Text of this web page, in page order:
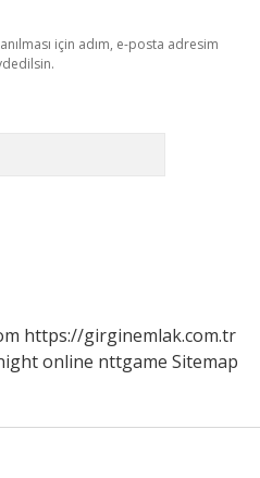
için adım, e-posta adresim
https://girginemlak.com.tr
online nttgame Sitemap